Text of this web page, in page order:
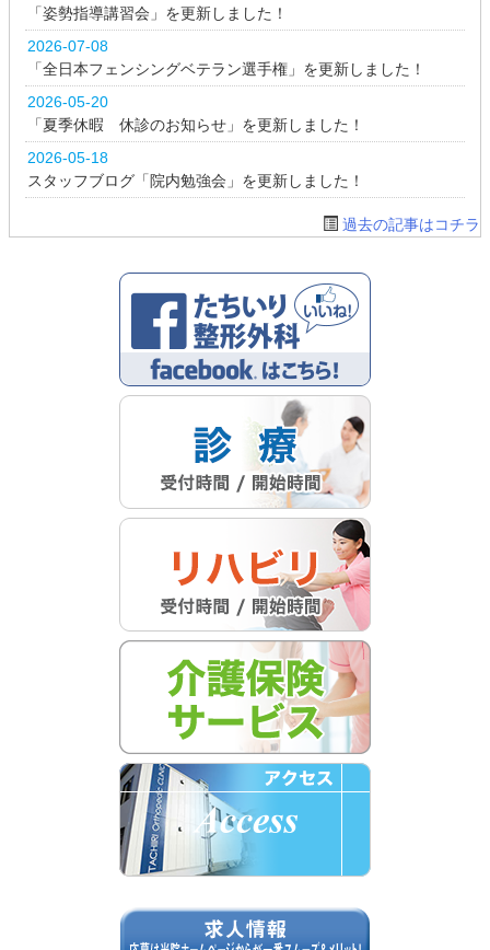
「姿勢指導講習会」を更新しました！
2026-07-08
「全日本フェンシングベテラン選手権」を更新しました！
2026-05-20
「夏季休暇 休診のお知らせ」を更新しました！
2026-05-18
スタッフブログ「院内勉強会」を更新しました！
過去の記事はコチラ